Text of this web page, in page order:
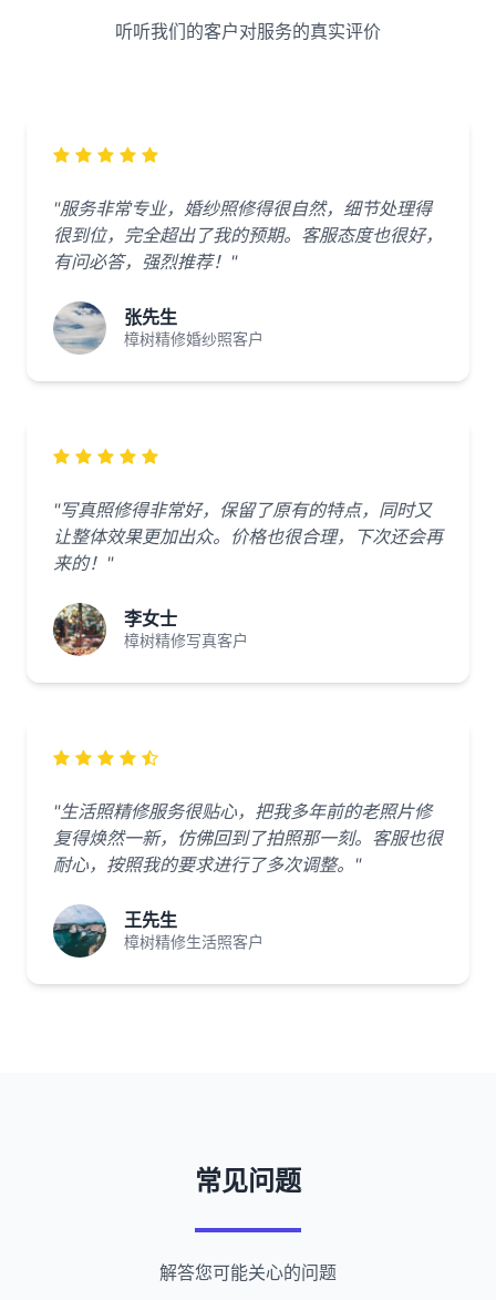
听听我们的客户对服务的真实评价
"服务非常专业，婚纱照修得很自然，细节处理得
很到位，完全超出了我的预期。客服态度也很好，
有问必答，强烈推荐！"
张先生
樟树精修婚纱照客户
"写真照修得非常好，保留了原有的特点，同时又
让整体效果更加出众。价格也很合理，下次还会再
来的！"
李女士
樟树精修写真客户
"生活照精修服务很贴心，把我多年前的老照片修
复得焕然一新，仿佛回到了拍照那一刻。客服也很
耐心，按照我的要求进行了多次调整。"
王先生
樟树精修生活照客户
常见问题
解答您可能关心的问题